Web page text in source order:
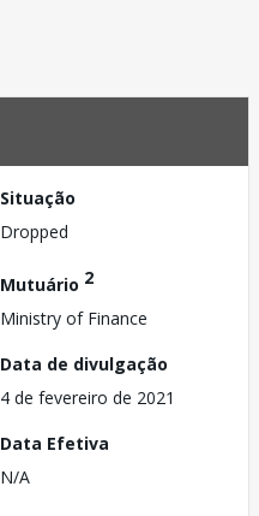
Situação
Dropped
Mutuário 2
Ministry of Finance
Data de divulgação
4 de fevereiro de 2021
Data Efetiva
N/A